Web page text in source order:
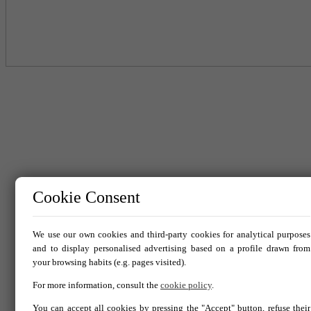
En caso de que esté interesado en él, estaremos encantados de
Cookie Consent
We use our own cookies and third-party cookies for analytical purposes
and to display personalised advertising based on a profile drawn from
your browsing habits (e.g. pages visited).
For more information, consult the cookie policy.
You can accept all cookies by pressing the "Accept" button, refuse their